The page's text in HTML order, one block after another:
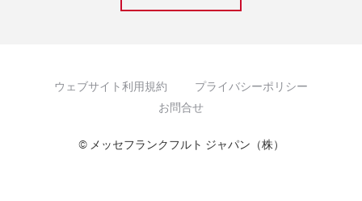
ウェブサイト利用規約
プライバシーポリシー
お問合せ
© メッセフランクフルト ジャパン（株）